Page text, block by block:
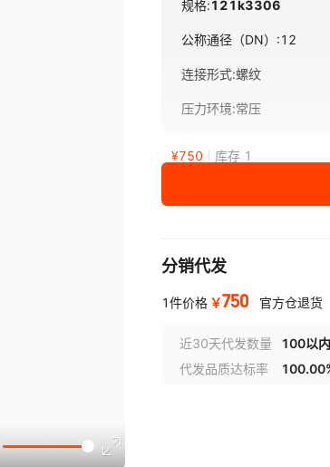
规格:121k3306
公称通径（DN） :12
连接形式:螺纹
压力环境:常压
¥750 库存 1
分销代发
1件价格 ￥750 官方仓退货
近30天代发数量 100以内
代发品质达标率